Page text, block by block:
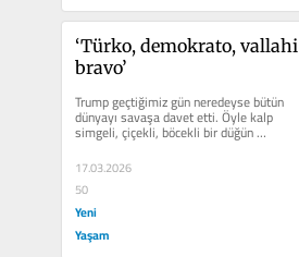
‘Türko, demokrato, vallahi
bravo’
Trump geçtiğimiz gün neredeyse bütün
dünyayı savaşa davet etti. Öyle kalp
simgeli, çiçekli, böcekli bir düğün
davetiyesiyle değil....
17.03.2026
50
Yeni
Yaşam